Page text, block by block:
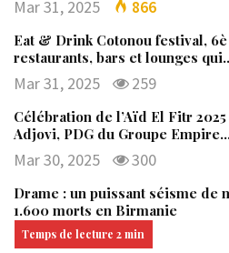
Mar 31, 2025 866
Eat & Drink Cotonou festival,
restaurants, bars et lounges
Mar 31, 2025 259
Célébration de l’Aïd El Fitr
Adjovi, PDG du Groupe
Mar 30, 2025 300
Drame : un puissant séisme de
1.600 morts en Birmanie